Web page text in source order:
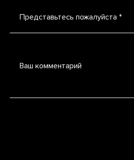
Представьтесь пожалуйста *
Ваш комментарий